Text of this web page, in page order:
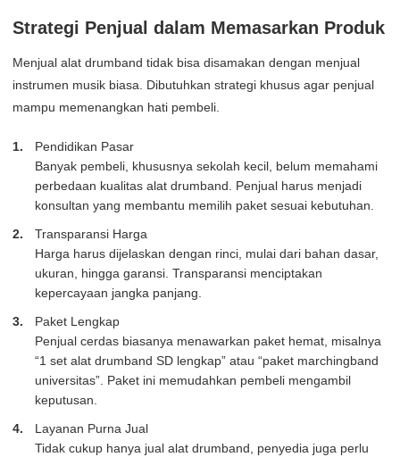
Strategi Penjual dalam Memasarkan Produk
Menjual alat drumband tidak bisa disamakan dengan menjual
instrumen musik biasa. Dibutuhkan strategi khusus agar penjual
mampu memenangkan hati pembeli.
Pendidikan Pasar
Banyak pembeli, khususnya sekolah kecil, belum memahami
perbedaan kualitas alat drumband. Penjual harus menjadi
konsultan yang membantu memilih paket sesuai kebutuhan.
Transparansi Harga
Harga harus dijelaskan dengan rinci, mulai dari bahan dasar,
ukuran, hingga garansi. Transparansi menciptakan
kepercayaan jangka panjang.
Paket Lengkap
Penjual cerdas biasanya menawarkan paket hemat, misalnya
“1 set alat drumband SD lengkap” atau “paket marchingband
universitas”. Paket ini memudahkan pembeli mengambil
keputusan.
Layanan Purna Jual
Tidak cukup hanya jual alat drumband, penyedia juga perlu